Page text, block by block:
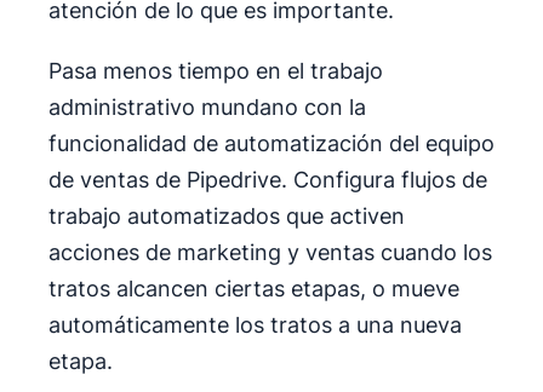
atención de lo que es importante.
Pasa menos tiempo en el trabajo
administrativo mundano con la
funcionalidad de automatización del equipo
de ventas de Pipedrive. Configura flujos de
trabajo automatizados que activen
acciones de marketing y ventas cuando los
tratos alcancen ciertas etapas, o mueve
automáticamente los tratos a una nueva
etapa.